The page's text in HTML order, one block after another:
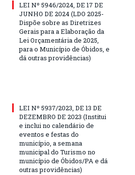
LEI Nº 5946/2024, DE 17 DE
JUNHO DE 2024 (LDO 2025-
Dispõe sobre as Diretrizes
Gerais para a Elaboração da
Lei Orçamentária de 2025,
para o Município de Óbidos, e
dá outras providências)
LEI Nº 5937/2023, DE 13 DE
DEZEMBRO DE 2023 (Institui
e inclui no calendário de
eventos e festas do
município, a semana
municipal do Turismo no
município de Óbidos/PA e dá
outras providências)